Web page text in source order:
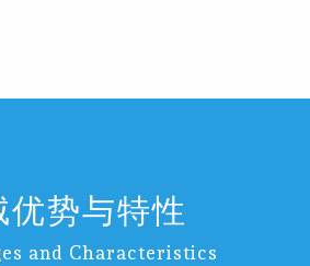
优势与特性
and Characteristics